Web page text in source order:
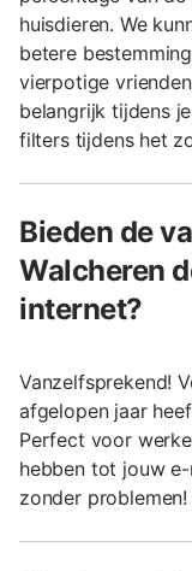
huisdieren. We
betere
vierpotige
belangrijk tijdens
filters tijdens het
Bieden de
Walcheren
internet?
Vanzelfsprekend!
afgelopen jaar
Perfect voor
hebben tot jouw
zonder problemen!